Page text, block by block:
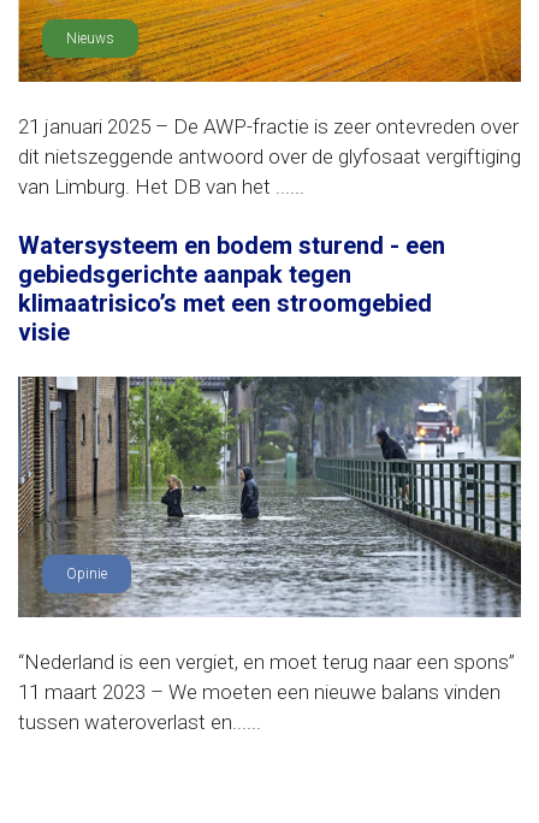
Nieuws
21 januari 2025 – De AWP-fractie is zeer ontevreden over
dit nietszeggende antwoord over de glyfosaat vergiftiging
van Limburg. Het DB van het ......
Watersysteem en bodem sturend - een
gebiedsgerichte aanpak tegen
klimaatrisico’s met een stroomgebied
visie
Opinie
“Nederland is een vergiet, en moet terug naar een spons”
11 maart 2023 – We moeten een nieuwe balans vinden
tussen wateroverlast en......